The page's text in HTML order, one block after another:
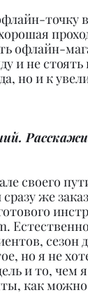
точку в
офлайн-
и не стоять
но и к
своего
же
сезон
но я не
и то, чем
как